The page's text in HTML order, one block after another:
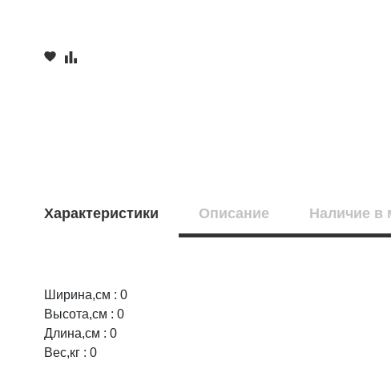
Характеристики Описание Наличие в
Ширина,см : 0
Высота,см : 0
Длина,см : 0
Вес,кг : 0
Оцените товар:
Ваше имя